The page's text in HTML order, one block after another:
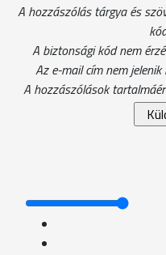
A hozzászólás tárgya és
A biztonsági kód nem
Az e-mail cím nem
A hozzászólások